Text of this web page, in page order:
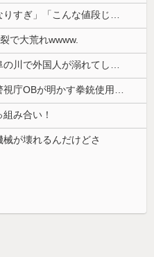
【悲報】コメ農家「今年は安くなりすぎ」「こんな値段じゃ米作りをやめる人も多くなるんじゃないかな?」
で大荒れwwww.
【動画】よく助けられたな。岐阜の川で外国人が溺れてしまう事故。
「撃たれても撃っちゃイカン」警視庁OBが明かす拳銃使用の葛藤…河内長野「2発で射殺」なぜ起きた？
み合い！
械が壊れるんだけどさ